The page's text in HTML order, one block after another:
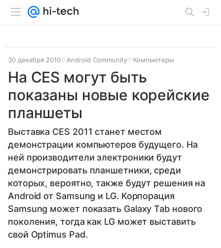
30 декабря 2010 Android Community Компьютеры
На CES могут быть
показаны новые корейские
планшеты
Выставка CES 2011 станет местом
демонстрации компьютеров будущего. На
ней производители электроники будут
демонстрировать планшетники, среди
которых, вероятно, также будут решения на
Android от Samsung и LG. Корпорация
Samsung может показать Galaxy Tab нового
поколения, тогда как LG может выставить
свой Optimus Pad.